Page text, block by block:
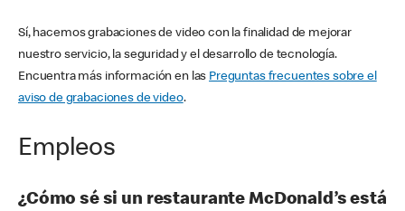
Sí, hacemos grabaciones de video con la finalidad de mejorar
nuestro servicio, la seguridad y el desarrollo de tecnología.
Encuentra más información en las Preguntas frecuentes sobre el
aviso de grabaciones de video.
Empleos
¿Cómo sé si un restaurante McDonald’s está